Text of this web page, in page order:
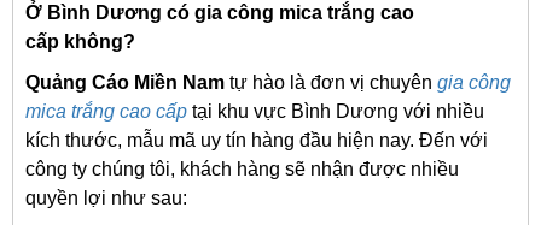
Ở Bình Dương có gia công mica trắng cao
cấp không?
Quảng Cáo Miền Nam tự hào là đơn vị chuyên gia công
mica trắng cao cấp tại khu vực Bình Dương với nhiều
kích thước, mẫu mã uy tín hàng đầu hiện nay. Đến với
công ty chúng tôi, khách hàng sẽ nhận được nhiều
quyền lợi như sau: